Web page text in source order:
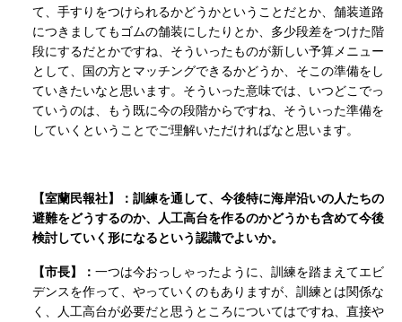
て、手すりをつけられるかどうかということだとか、舗装道路
につきましてもゴムの舗装にしたりとか、多少段差をつけた階
段にするだとかですね、そういったものが新しい予算メニュー
として、国の方とマッチングできるかどうか、そこの準備をし
ていきたいなと思います。そういった意味では、いつどこでっ
ていうのは、もう既に今の段階からですね、そういった準備を
していくということでご理解いただければなと思います。
【室蘭民報社】：訓練を通して、今後特に海岸沿いの人たちの
避難をどうするのか、人工高台を作るのかどうかも含めて今後
検討していく形になるという認識でよいか。
【市長】： 一つは今おっしゃったように、訓練を踏まえてエビ
デンスを作って、やっていくのもありますが、訓練とは関係な
く、人工高台が必要だと思うところについてはですね、直接や